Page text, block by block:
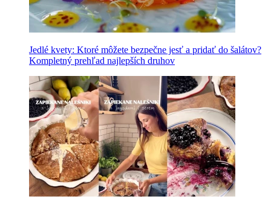
Jedlé kvety: Ktoré môžete bezpečne jesť a pridať do šalátov?
Kompletný prehľad najlepších druhov